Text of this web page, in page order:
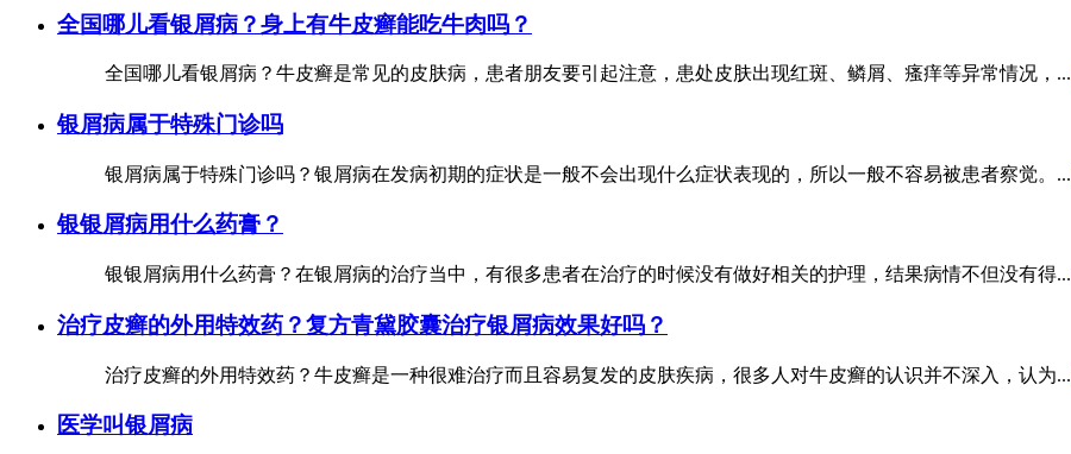
全国哪儿看银屑病？身上有牛皮癣能吃牛肉吗？
全国哪儿看银屑病？牛皮癣是常见的皮肤病，患者朋友要引起注意，患处皮肤出现红斑、鳞屑、瘙痒等异常情况，...
银屑病属于特殊门诊吗
银屑病属于特殊门诊吗？银屑病在发病初期的症状是一般不会出现什么症状表现的，所以一般不容易被患者察觉。...
银银屑病用什么药膏？
银银屑病用什么药膏？在银屑病的治疗当中，有很多患者在治疗的时候没有做好相关的护理，结果病情不但没有得...
治疗皮癣的外用特效药？复方青黛胶囊治疗银屑病效果好吗？
治疗皮癣的外用特效药？牛皮癣是一种很难治疗而且容易复发的皮肤疾病，很多人对牛皮癣的认识并不深入，认为...
医学叫银屑病